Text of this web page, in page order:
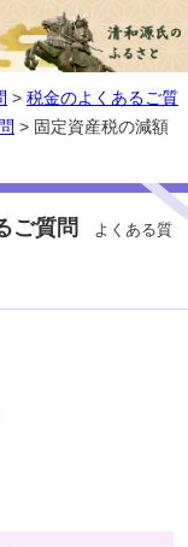
> 税金のよくあるご質
> 固定資産税の減額
ご質問 よくある質